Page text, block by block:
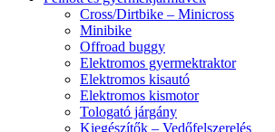
Cross/Dirtbike – Minicross
Minibike
Offroad buggy
Elektromos gyermektraktor
Elektromos kisautó
Elektromos kismotor
Tologató járgány
Kiegészítők – Vedőfelszerelés